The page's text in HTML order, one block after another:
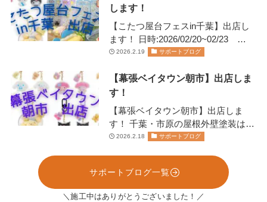
します！
【こたつ屋台フェスin千葉】出店し
ます！ 日時:2026/02/20~02/23
11:00~20:00日にちにより営業…
2026.2.19 サポートブログ
【幕張ベイタウン朝市】出店しま
す！
【幕張ベイタウン朝市】出店しま
す！ 千葉・市原の屋根外壁塗装は、
お任せください！株式会社リペイン
2026.2.18 サポートブログ
サポートブログ一覧
＼施工中はありがとうございました！／